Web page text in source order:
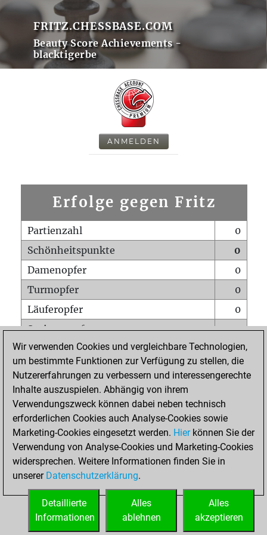
FRITZ.CHESSBASE.COM
Beauty Score Achievements -
blacktigerbe
ANMELDEN
Erfolge gegen Fritz
Partienzahl
0
Schönheitspunkte
0
Damenopfer
0
Turmopfer
0
Läuferopfer
0
Springeropfer
0
Bauernopfer
0
Matt auf vollem Brett
0
Bauer setzt Matt
Erstickte Matts
Unterverwandlungen
0
Türme auf der siebten
0
STARTSEITE
Wir verwenden Cookies und vergleichbare Technologien,
um bestimmte Funktionen zur Verfügung zu stellen, die
Nutzererfahrungen zu verbessern und interessengerechte
Inhalte auszuspielen. Abhängig von ihrem
Verwendungszweck können dabei neben technisch
erforderlichen Cookies auch Analyse-Cookies sowie
Marketing-Cookies eingesetzt werden. Hierkönnen Sie der
Verwendung von Analyse-Cookies und Marketing-Cookies
widersprechen. Weitere Informationen finden Sie in
unserer Datenschutzerklärung.
Alles
akzeptieren
Alles
ablehnen
Detaillierte
Informationen